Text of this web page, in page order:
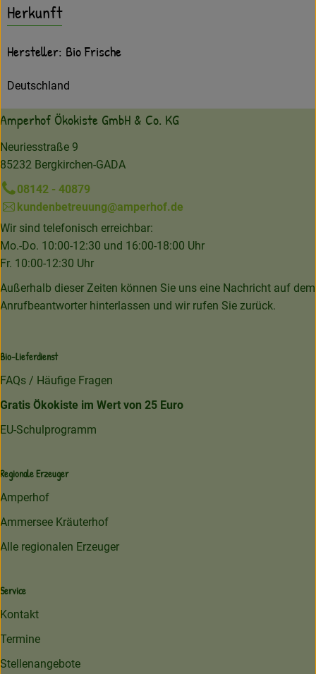
Herkunft
Hersteller: Bio Frische
Deutschland
Amperhof Ökokiste GmbH & Co. KG
Neuriesstraße 9
85232 Bergkirchen-GADA
08142 - 40879
kundenbetreuung@amperhof.de
Wir sind telefonisch erreichbar:
Mo.-Do. 10:00-12:30 und 16:00-18:00 Uhr
Fr. 10:00-12:30 Uhr
Außerhalb dieser Zeiten können Sie uns eine Nachricht auf dem
Anrufbeantworter hinterlassen und wir rufen Sie zurück.
Bio-Lieferdienst
FAQs / Häufige Fragen
Gratis Ökokiste im Wert von 25 Euro
EU-Schulprogramm
Regionale Erzeuger
Amperhof
Ammersee Kräuterhof
Alle regionalen Erzeuger
Service
Kontakt
Termine
Stellenangebote